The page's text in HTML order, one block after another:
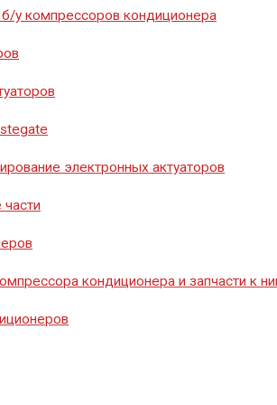
8 (351) 776-20-40
Заказать звонок
у компрессоров кондиционера
электронных актуаторов
кондиционера и запчасти к